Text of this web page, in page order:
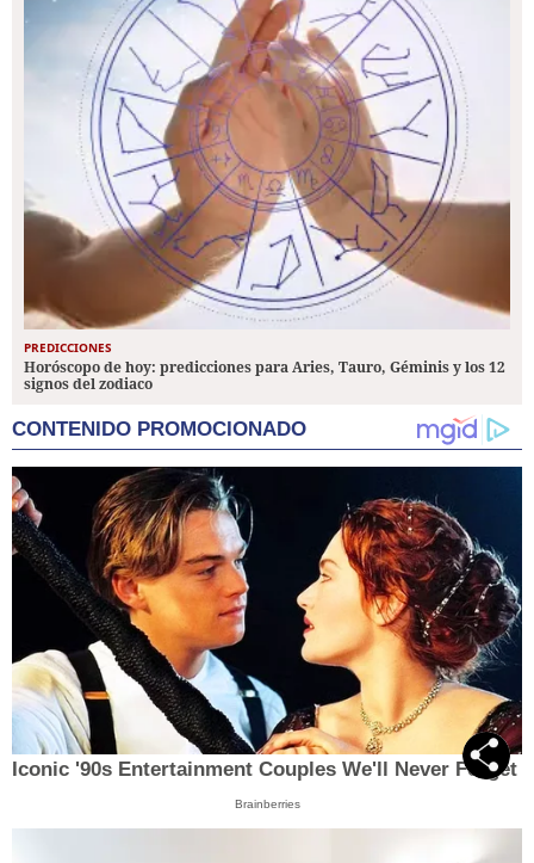
PREDICCIONES
Horóscopo de hoy: predicciones para Aries, Tauro, Géminis y los 12
signos del zodiaco
CONTENIDO PROMOCIONADO
Iconic '90s Entertainment Couples We'll Never Forget
Brainberries